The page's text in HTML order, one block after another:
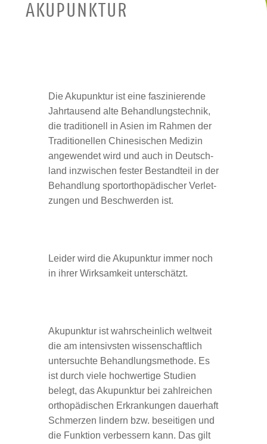
AKU­PUNK­TUR
Die Aku­punk­tur ist eine fas­zi­nie­rende
Jahr­tau­send alte Behand­lungs­tech­nik,
die tra­di­tio­nell in Asien im Rah­men der
Tra­di­tio­nel­len Chi­ne­si­schen Medizin
ange­wen­det wird und auch in Deutsch­
land inzwi­schen fes­ter Bestand­teil in der
Behand­lung sport­or­tho­pä­di­scher Ver­let­
zun­gen und Beschwer­den ist.
Lei­der wird die Aku­punk­tur immer noch
in ihrer Wirk­sam­keit unterschätzt.
Aku­punk­tur ist wahr­schein­lich welt­weit
die am inten­sivs­ten wis­sen­schaft­lich
unter­suchte Behand­lungs­me­thode. Es
ist durch viele hoch­wer­tige Stu­dien
belegt, das Aku­punk­tur bei zahl­rei­chen
ortho­pä­di­schen Erkran­kun­gen dau­er­haft
Schmer­zen lin­dern bzw. besei­ti­gen und
die Funk­tion ver­bes­sern kann. Das gilt